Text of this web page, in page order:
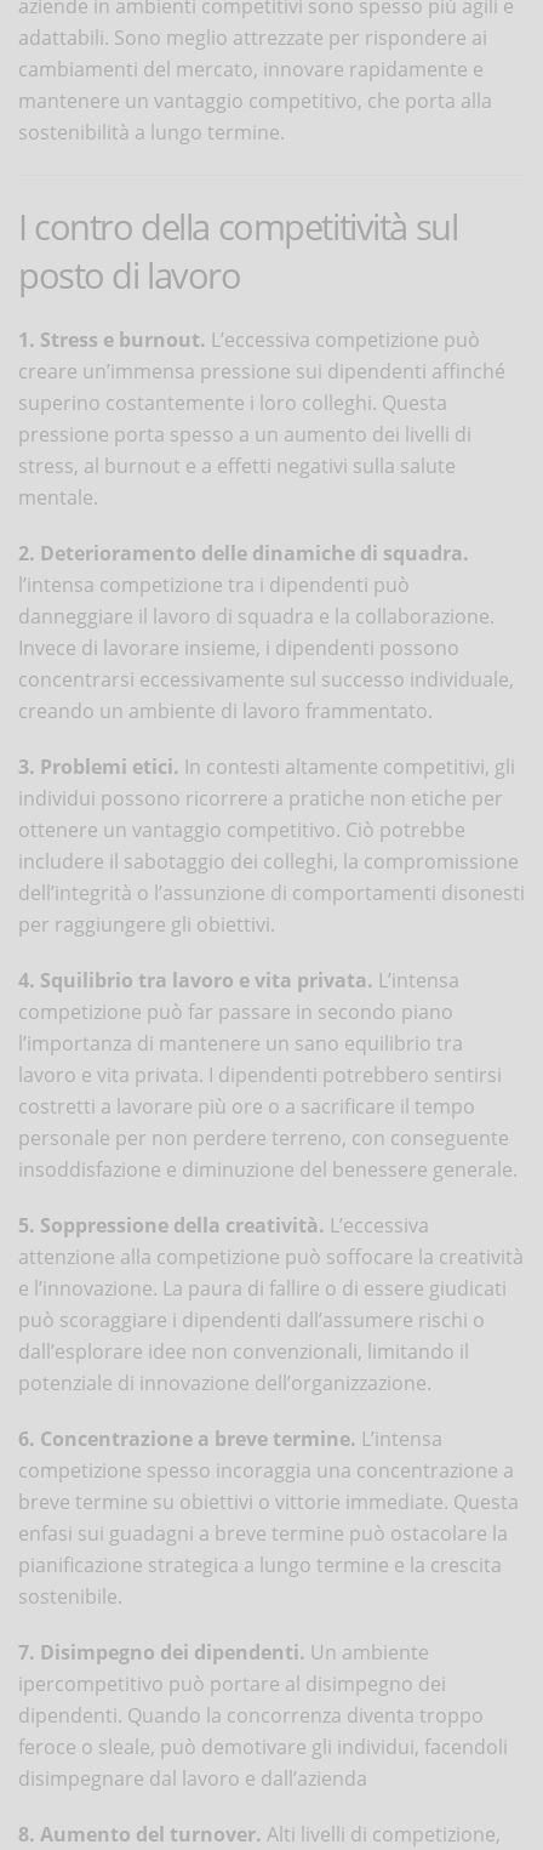
aziende in ambienti competitivi sono spesso più agili e
adattabili. Sono meglio attrezzate per rispondere ai
cambiamenti del mercato, innovare rapidamente e
mantenere un vantaggio competitivo, che porta alla
sostenibilità a lungo termine.
I contro della competitività sul
posto di lavoro
1. Stress e burnout. L’eccessiva competizione può
creare un’immensa pressione sui dipendenti affinché
superino costantemente i loro colleghi. Questa
pressione porta spesso a un aumento dei livelli di
stress, al burnout e a effetti negativi sulla salute
mentale.
2. Deterioramento delle dinamiche di squadra.
l’intensa competizione tra i dipendenti può
danneggiare il lavoro di squadra e la collaborazione.
Invece di lavorare insieme, i dipendenti possono
concentrarsi eccessivamente sul successo individuale,
creando un ambiente di lavoro frammentato.
3. Problemi etici. In contesti altamente competitivi, gli
individui possono ricorrere a pratiche non etiche per
ottenere un vantaggio competitivo. Ciò potrebbe
includere il sabotaggio dei colleghi, la compromissione
dell’integrità o l’assunzione di comportamenti disonesti
per raggiungere gli obiettivi.
4. Squilibrio tra lavoro e vita privata. L’intensa
competizione può far passare in secondo piano
l’importanza di mantenere un sano equilibrio tra
lavoro e vita privata. I dipendenti potrebbero sentirsi
costretti a lavorare più ore o a sacrificare il tempo
personale per non perdere terreno, con conseguente
insoddisfazione e diminuzione del benessere generale.
5. Soppressione della creatività. L’eccessiva
attenzione alla competizione può soffocare la creatività
e l’innovazione. La paura di fallire o di essere giudicati
può scoraggiare i dipendenti dall’assumere rischi o
dall’esplorare idee non convenzionali, limitando il
potenziale di innovazione dell’organizzazione.
6. Concentrazione a breve termine. L’intensa
competizione spesso incoraggia una concentrazione a
breve termine su obiettivi o vittorie immediate. Questa
enfasi sui guadagni a breve termine può ostacolare la
pianificazione strategica a lungo termine e la crescita
sostenibile.
7. Disimpegno dei dipendenti. Un ambiente
ipercompetitivo può portare al disimpegno dei
dipendenti. Quando la concorrenza diventa troppo
feroce o sleale, può demotivare gli individui, facendoli
disimpegnare dal lavoro e dall’azienda
8. Aumento del turnover. Alti livelli di competizione,